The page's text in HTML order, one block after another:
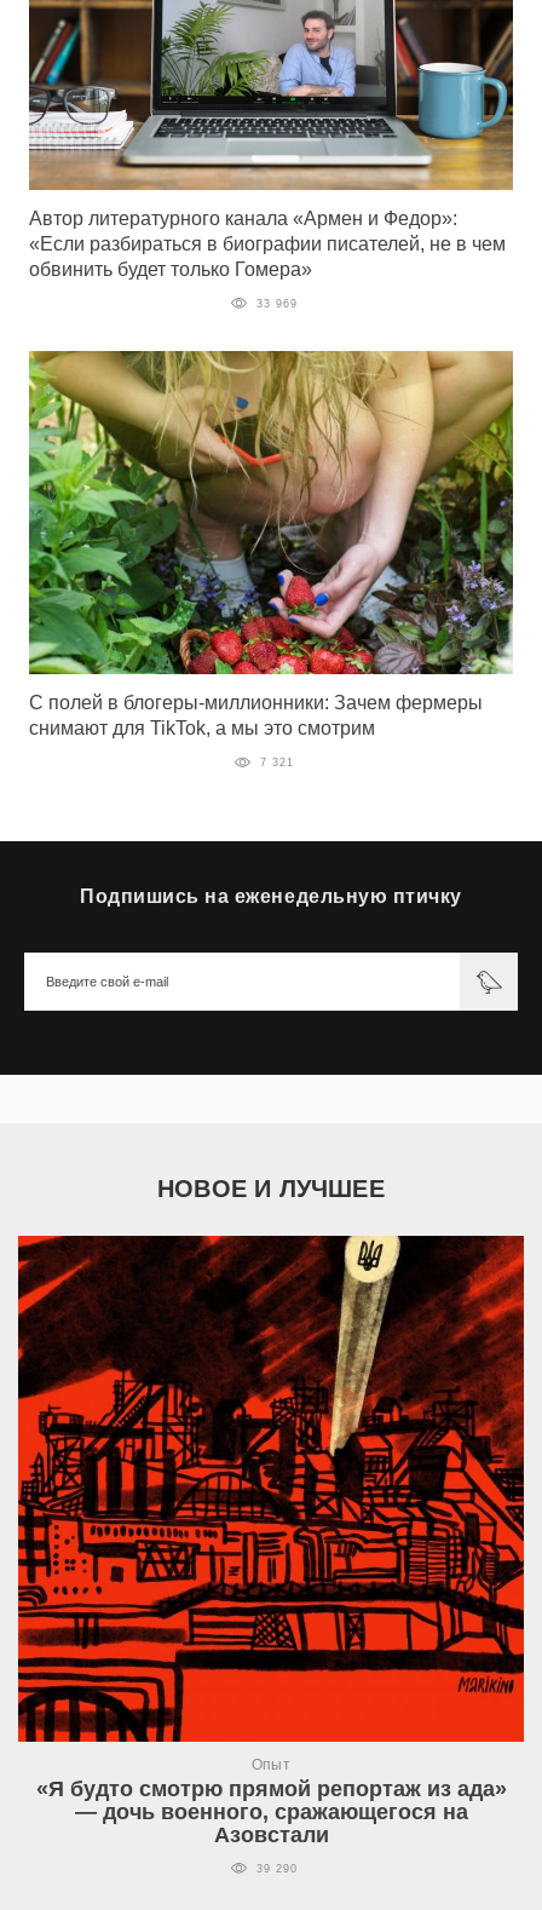
Автор литературного канала «Армен и Федор»:
«Если разбираться в биографии писателей, не в чем
обвинить будет только Гомера»
33 969
С полей в блогеры-миллионники: Зачем фермеры
снимают для TikTok, а мы это смотрим
7 321
Подпишись на еженедельную птичку
НОВОЕ И ЛУЧШЕЕ
Опыт
«Я будто смотрю прямой репортаж из ада»
— дочь военного, сражающегося на
Азовстали
39 290